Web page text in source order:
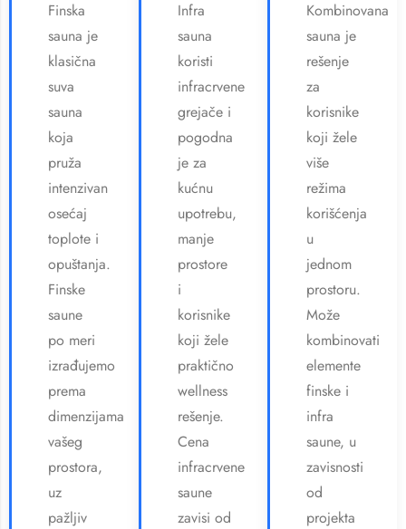
Finska
sauna je
klasična
suva
sauna
koja
pruža
intenzivan
osećaj
toplote i
opuštanja.
Finske
saune
po meri
izrađujemo
prema
dimenzijama
vašeg
prostora,
uz
pažljiv
Infra
sauna
koristi
infracrvene
grejače i
pogodna
je za
kućnu
upotrebu,
manje
prostore
i
korisnike
koji žele
praktično
wellness
rešenje.
Cena
infracrvene
saune
zavisi od
Kombinovana
sauna je
rešenje
za
korisnike
koji žele
više
režima
korišćenja
u
jednom
prostoru.
Može
kombinovati
elemente
finske i
infra
saune, u
zavisnosti
od
projekta